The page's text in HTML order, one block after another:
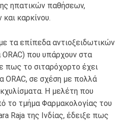
ηπατικών παθήσεων,
καρκίνου.
τα επίπεδα αντιοξειδωτικών
ORAC) που υπάρχουν στα
πως το σιταρόχορτο έχει
ORAC, σε σχέση με πολλά
Η μελέτη που
το τμήμα Φαρμακολογίας του
Raja της Ινδίας, έδειξε πως